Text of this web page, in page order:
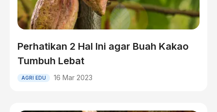
Perhatikan 2 Hal Ini agar Buah Kakao
Tumbuh Lebat
AGRI EDU 16 Mar 2023